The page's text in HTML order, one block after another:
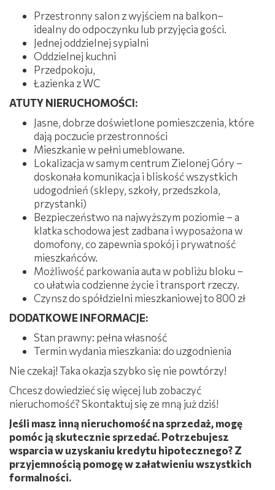
Przestronny salon z wyjściem na balkon–
idealny do odpoczynku lub przyjęcia gości.
Jednej oddzielnej sypialni
Oddzielnej kuchni
Przedpokoju,
Łazienka z WC
ATUTY NIERUCHOMOŚCI:
Jasne, dobrze doświetlone pomieszczenia, które
dają poczucie przestronności
Mieszkanie w pełni umeblowane.
Lokalizacja w samym centrum Zielonej Góry –
doskonała komunikacja i bliskość wszystkich
udogodnień (sklepy, szkoły, przedszkola,
przystanki)
Bezpieczeństwo na najwyższym poziomie – a
klatka schodowa jest zadbana i wyposażona w
domofony, co zapewnia spokój i prywatność
mieszkańców.
Możliwość parkowania auta w pobliżu bloku –
co ułatwia codzienne życie i transport rzeczy.
Czynsz do spółdzielni mieszkaniowej to 800 zł
DODATKOWE INFORMACJE:
Stan prawny: pełna własność
Termin wydania mieszkania: do uzgodnienia
Nie czekaj! Taka okazja szybko się nie powtórzy!
Chcesz dowiedzieć się więcej lub zobaczyć
nieruchomość? Skontaktuj się ze mną już dziś!
Jeśli masz inną nieruchomość na sprzedaż, mogę
pomóc ją skutecznie sprzedać. Potrzebujesz
wsparcia w uzyskaniu kredytu hipotecznego? Z
przyjemnością pomogę w załatwieniu wszystkich
formalności.